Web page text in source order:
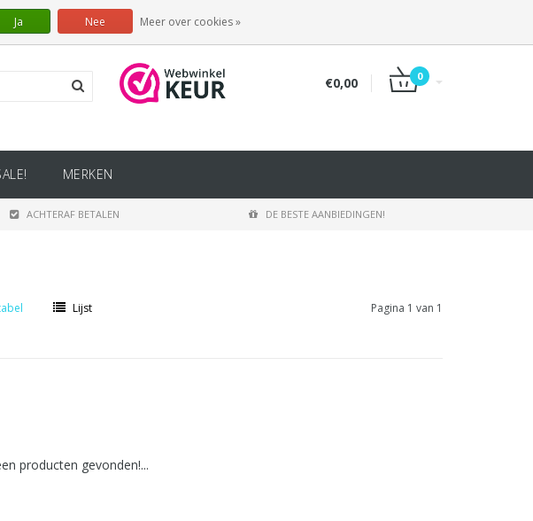
€0,00 0
MERKEN
ACHTERAF BETALEN DE BESTE AANBIEDINGEN!
Lijst Pagina 1 van 1
producten gevonden!...
Ja Nee Meer over cookies »